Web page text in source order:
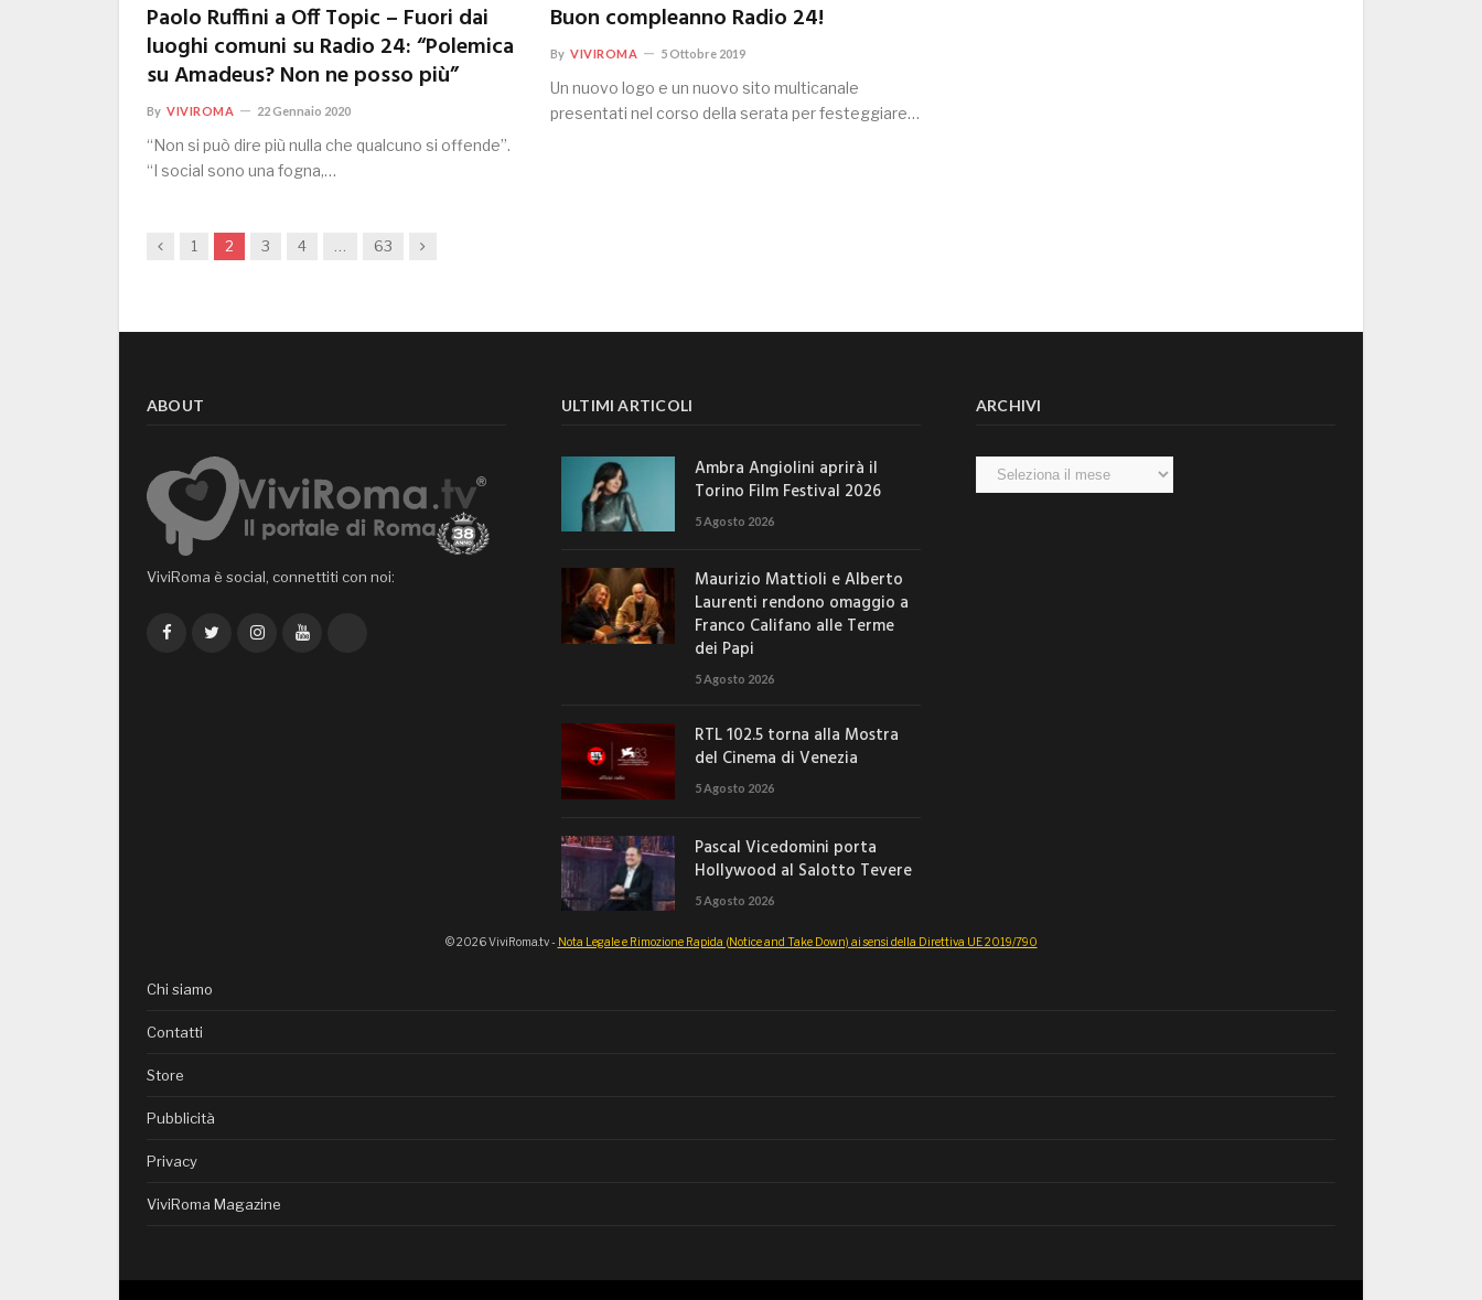
Paolo Ruffini a Off Topic – Fuori dai
luoghi comuni su Radio 24: “Polemica
su Amadeus? Non ne posso più”
By VIVIROMA 22 Gennaio 2020
“Non si può dire più nulla che qualcuno si offende”.
“I social sono una fogna,…
Buon compleanno Radio 24!
By VIVIROMA 5 Ottobre 2019
Un nuovo logo e un nuovo sito multicanale
presentati nel corso della serata per festeggiare…
Previous
1 2 3 4 63 Next
ABOUT
ViviRoma è social, connettiti con noi:
FacebookTwitterInstagramYouTube
ULTIMI ARTICOLI
Ambra Angiolini aprirà il
Torino Film Festival 2026
5 Agosto 2026
Maurizio Mattioli e Alberto
Laurenti rendono omaggio a
Franco Califano alle Terme
dei Papi
5 Agosto 2026
RTL 102.5 torna alla Mostra
del Cinema di Venezia
5 Agosto 2026
Pascal Vicedomini porta
Hollywood al Salotto Tevere
5 Agosto 2026
ARCHIVI
Archivi
© 2026 ViviRoma.tv - Nota Legale e Rimozione Rapida (Notice and Take Down) ai sensi della Direttiva UE 2019/790
Chi siamo
Contatti
Store
Pubblicità
Privacy
ViviRoma Magazine